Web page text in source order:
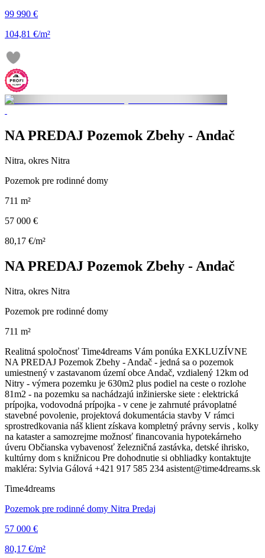
99 990 €
104,81 €/m²
NA PREDAJ Pozemok Zbehy - Andač
Nitra, okres Nitra
Pozemok pre rodinné domy
711 m²
57 000 €
80,17 €/m²
NA PREDAJ Pozemok Zbehy - Andač
Nitra, okres Nitra
Pozemok pre rodinné domy
711 m²
Realitná spoločnosť Time4dreams Vám ponúka EXKLUZÍVNE
NA PREDAJ Pozemok Zbehy - Andač - jedná sa o pozemok
umiestnený v zastavanom území obce Andač, vzdialený 12km od
Nitry - výmera pozemku je 630m2 plus podiel na ceste o rozlohe
81m2 - na pozemku sa nachádzajú inžinierske siete : elektrická
prípojka, vodovodná prípojka - v cene je zahrnuté právoplatné
stavebné povolenie, projektová dokumentácia stavby V rámci
sprostredkovania náš klient získava kompletný právny servis , kolky
na kataster a samozrejme možnosť financovania hypotekárneho
úveru Občianska vybavenosť železničná zastávka, detské ihrisko,
kultúrny dom s knižnicou Pre dohodnutie si obhliadky kontaktujte
makléra: Sylvia Gálová +421 917 585 234 asistent@time4dreams.sk
Time4dreams
Pozemok pre rodinné domy Nitra Predaj
57 000 €
80,17 €/m²